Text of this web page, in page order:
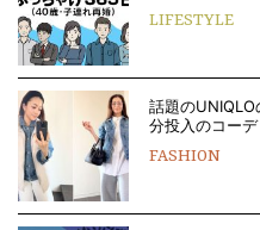
LIFESTYLE
話題の
分投入のコーデ
FASHION